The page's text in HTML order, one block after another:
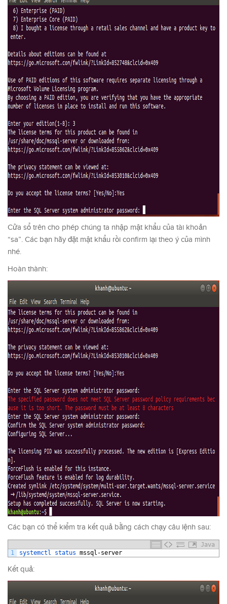
Cửa sổ trên cho phép chúng ta nhập mật khẩu của tài khoản
“sa”. Các bạn hãy đặt mật khẩu rồi confirm lại theo ý của mình
nhé.
Hoàn thành:
Các bạn có thể kiểm tra kết quả bằng cách chạy câu lệnh sau:
Java
1
systemctl status mssql -server
Kết quả: